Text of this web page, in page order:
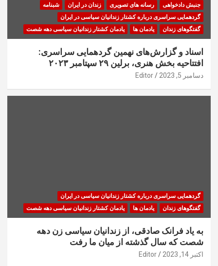
جنبش دادخواهی رسانه های تصویری زندان در ایران
شبنامه
گردهمایی سراسری درباره کشتار زندانیان سیاسی در ایران
گفتگوهای زندان
یادمان ها یادمان کشتار زندانیان سیاسی دهه شصت
اسناد و گزارش‌های نهمین گردهمایی سراسری:
افتتاحیه بخش هنری، برلین ۲۹ سپتامبر ۲۰۲۳
دسامبر 5, 2023 Editor
گردهمایی سراسری درباره کشتار زندانیان سیاسی در ایران
گفتگوهای زندان
یادمان ها یادمان کشتار زندانیان سیاسی دهه شصت
به یاد فرانک صادقی، از زندانیان سیاسی زن دهه
شصت که سال گذشته از میان ما رفت
اکتبر 14, 2023 Editor